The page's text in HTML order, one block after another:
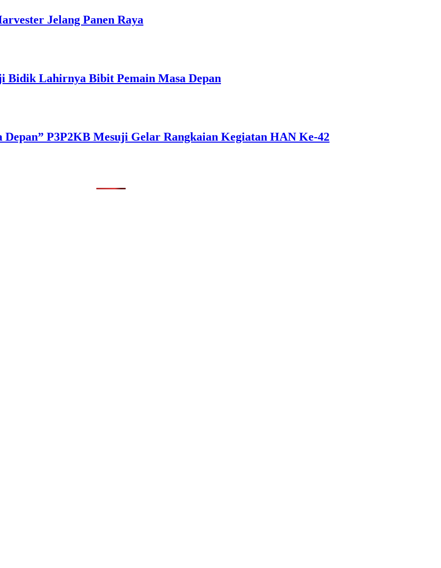
Jelang Panen Raya
Bidik Lahirnya Bibit Pemain Masa Depan
Depan” P3P2KB Mesuji Gelar Rangkaian Kegiatan HAN Ke-42